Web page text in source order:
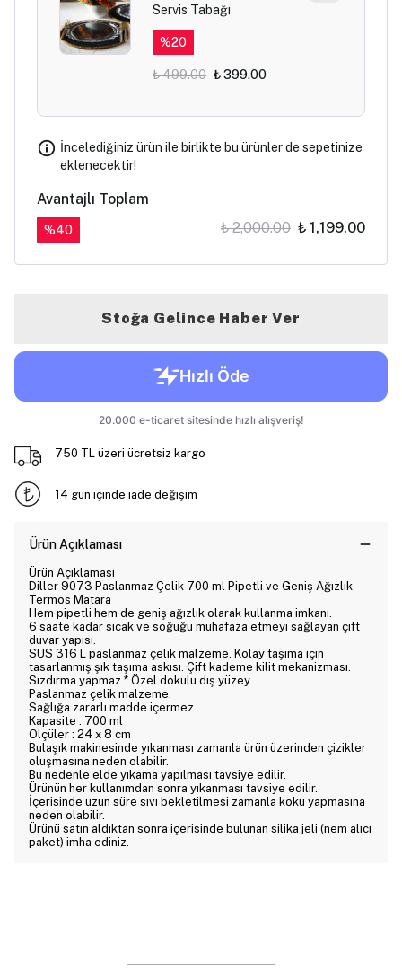
Servis Tabağı
%20
₺ 499.00 ₺ 399.00
İncelediğiniz ürün ile birlikte bu ürünler de sepetinize
eklenecektir!
Avantajlı Toplam
%40 ₺ 2,000.00 ₺ 1,199.00
Stoğa Gelince Haber Ver
750 TL üzeri ücretsiz kargo
14 gün içinde iade değişim
Ürün Açıklaması
Ürün Açıklaması
Diller 9073 Paslanmaz Çelik 700 ml Pipetli ve Geniş Ağızlık
Termos Matara
Hem pipetli hem de geniş ağızlık olarak kullanma imkanı.
6 saate kadar sıcak ve soğuğu muhafaza etmeyi sağlayan çift
duvar yapısı.
SUS 316 L paslanmaz çelik malzeme. Kolay taşıma için
tasarlanmış şık taşıma askısı. Çift kademe kilit mekanizması.
Sızdırma yapmaz.* Özel dokulu dış yüzey.
Paslanmaz çelik malzeme.
Sağlığa zararlı madde içermez.
Kapasite : 700 ml
Ölçüler : 24 x 8 cm
Bulaşık makinesinde yıkanması zamanla ürün üzerinden çizikler
oluşmasına neden olabilir.
Bu nedenle elde yıkama yapılması tavsiye edilir.
Ürünün her kullanımdan sonra yıkanması tavsiye edilir.
İçerisinde uzun süre sıvı bekletilmesi zamanla koku yapmasına
neden olabilir.
Ürünü satın aldıktan sonra içerisinde bulunan silika jeli (nem alıcı
paket) imha ediniz.